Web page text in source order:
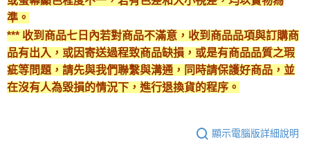
準。
*** 收到商品七日內若對商品不滿意，收到商品品項與訂購商
品有出入，或因寄送過程致商品缺損，或是有商品品質之瑕
疵等問題，請先與我們聯繫與溝通，同時請保護好商品，並
在沒有人為毀損的情況下，進行退換貨的程序。
顯示電腦版詳細說明